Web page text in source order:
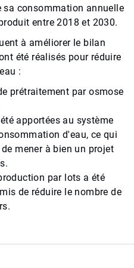
sa consommation annuelle
entre 2018 et 2030.
à améliorer le bilan
été réalisés pour réduire
:
prétraitement par osmose
apportées au système
d'eau, ce qui
mener à bien un projet
par lots a été
de réduire le nombre de